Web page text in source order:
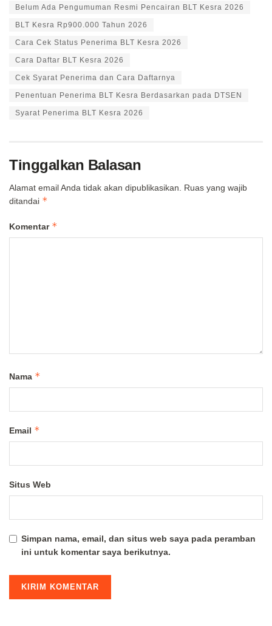
Belum Ada Pengumuman Resmi Pencairan BLT Kesra 2026
BLT Kesra Rp900.000 Tahun 2026
Cara Cek Status Penerima BLT Kesra 2026
Cara Daftar BLT Kesra 2026
Cek Syarat Penerima dan Cara Daftarnya
Penentuan Penerima BLT Kesra Berdasarkan pada DTSEN
Syarat Penerima BLT Kesra 2026
Tinggalkan Balasan
Alamat email Anda tidak akan dipublikasikan.
Ruas yang wajib
ditandai *
Komentar *
Nama *
Email *
Situs Web
Simpan nama, email, dan situs web saya pada peramban
ini untuk komentar saya berikutnya.